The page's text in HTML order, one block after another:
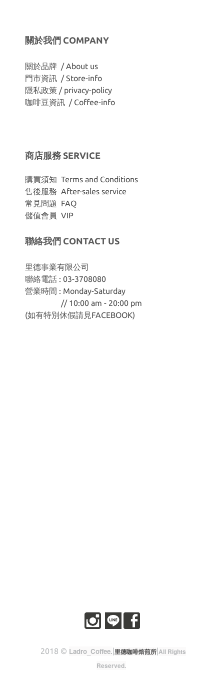
關於我們 COMPANY
關於品牌 / About us
門市資訊 / Store-info
隱私政策 / privacy-policy
咖啡豆資訊 / Coffee-info
商店服務 SERVICE
購買須知 Terms and Conditions
售後服務 After-sales service
常見問題 FAQ
儲值會員 VIP
聯絡我們 CONTACT US
里德事業有限公司
聯絡電話 : 03-3708080
營業時間 : Monday-Saturday
// 10:00 am - 20:00 pm
(如有特別休假請見 FACEBOOK)
2018 © Ladro_Coffee.|里德咖啡焙煎所|All Rights
Reserved.